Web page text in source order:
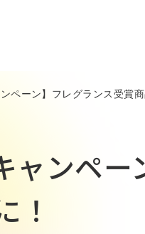
ンペーン】フレグランス受賞
ャンペ
！